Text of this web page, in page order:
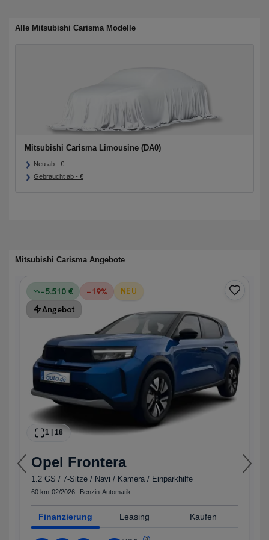
Alle Mitsubishi Carisma Modelle
Mitsubishi Carisma Limousine (DA0)
Neu ab - €
Gebraucht ab - €
Mitsubishi Carisma Angebote
−5.510 € −19% NEU
Angebot
1 18
Opel Frontera
1.2 GS / 7-Sitze / Navi / Kamera / Einparkhilfe
60 km 02/2026 Benzin Automatik
Finanzierung Leasing Kaufen